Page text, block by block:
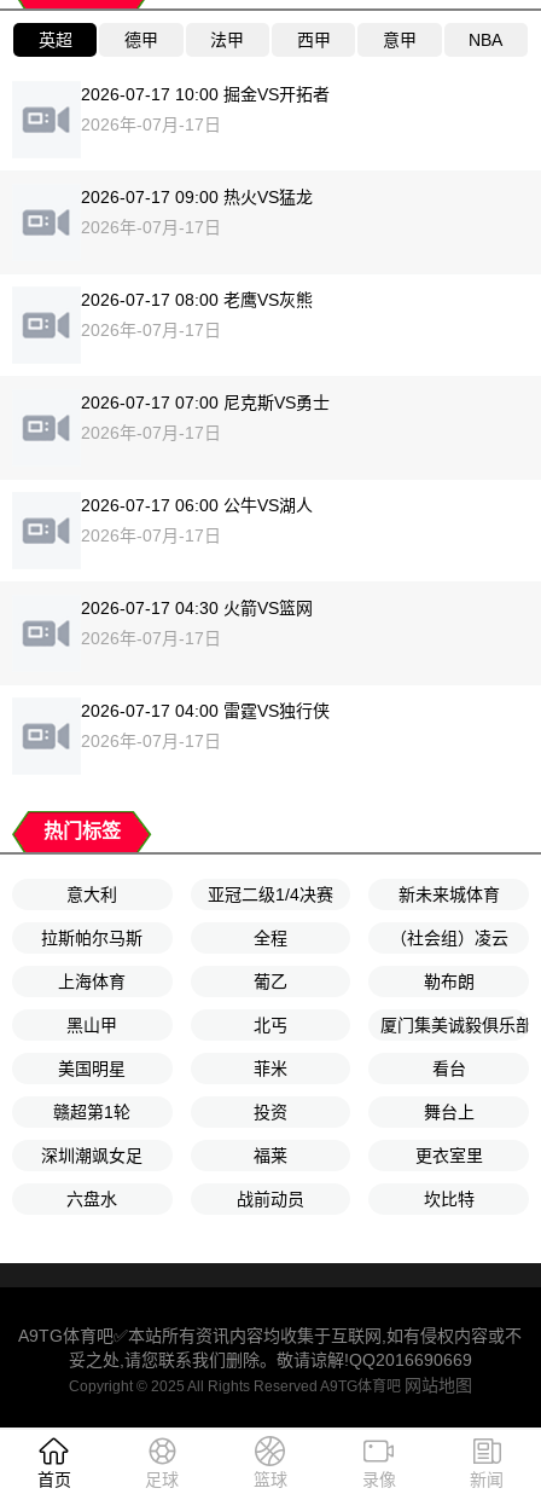
英超 德甲 法甲 西甲 意甲 NBA
2026-07-17 10:00 掘金VS开拓者
2026年-07月-17日
2026-07-17 09:00 热火VS猛龙
2026年-07月-17日
2026-07-17 08:00 老鹰VS灰熊
2026年-07月-17日
2026-07-17 07:00 尼克斯VS勇士
2026年-07月-17日
2026-07-17 06:00 公牛VS湖人
2026年-07月-17日
2026-07-17 04:30 火箭VS篮网
2026年-07月-17日
2026-07-17 04:00 雷霆VS独行侠
2026年-07月-17日
热门标签
意大利 亚冠二级1/4决赛 新未来城体育
拉斯帕尔马斯 全程 （社会组）凌云
上海体育 葡乙 勒布朗
黑山甲 北丐 厦门集美诚毅俱乐部
美国明星 菲米 看台
赣超第1轮 投资 舞台上
深圳潮飒女足 福莱 更衣室里
六盘水 战前动员 坎比特
A9TG体育吧✅本站所有资讯内容均收集于互联网,如有侵权内容或不
妥之处,请您联系我们删除。敬请谅解!QQ2016690669
Copyright © 2025 All Rights Reserved A9TG体育吧 网站地图
首页 足球 篮球 录像 新闻